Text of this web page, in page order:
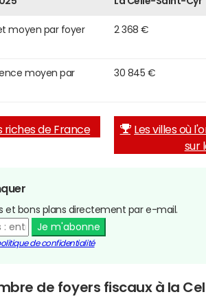
moyen par foyer
2 368 €
moyen par
30 845 €
riches de France
Les villes où
sur
et bons plans directement par e-mail.
Je m'abonne
de confidentialité
de foyers fiscaux à la